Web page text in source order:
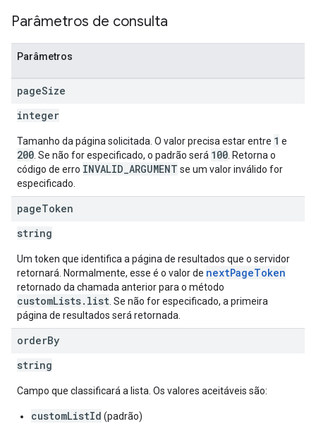
Parâmetros de consulta
Parâmetros
pageSize
integer
Tamanho da página solicitada. O valor precisa estar entre 1 e
200 . Se não for especificado, o padrão será 100 . Retorna o
código de erro INVALID_ARGUMENT se um valor inválido for
especificado.
pageToken
string
Um token que identifica a página de resultados que o servidor
retornará. Normalmente, esse é o valor de nextPageToken
retornado da chamada anterior para o método
customLists.list . Se não for especificado, a primeira
página de resultados será retornada.
orderBy
string
Campo que classificará a lista. Os valores aceitáveis são:
customListId (padrão)